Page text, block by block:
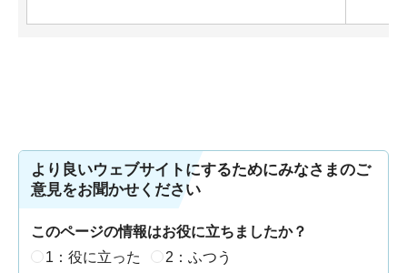
より良いウェブサイトにするためにみなさまのご
意見をお聞かせください
このページの情報はお役に立ちましたか？
1：役に立った
2：ふつう